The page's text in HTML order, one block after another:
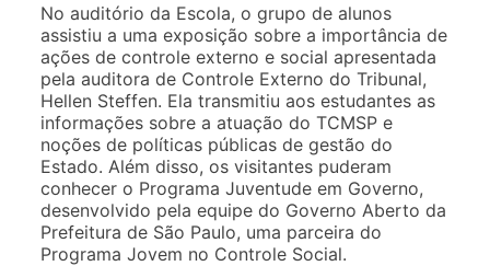
No auditório da Escola, o grupo de alunos
assistiu a uma exposição sobre a importância de
ações de controle externo e social apresentada
pela auditora de Controle Externo do Tribunal,
Hellen Steffen. Ela transmitiu aos estudantes as
informações sobre a atuação do TCMSP e
noções de políticas públicas de gestão do
Estado. Além disso, os visitantes puderam
conhecer o Programa Juventude em Governo,
desenvolvido pela equipe do Governo Aberto da
Prefeitura de São Paulo, uma parceira do
Programa Jovem no Controle Social.